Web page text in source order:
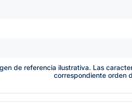
de referencia ilustrativa. Las
correspondiente orden